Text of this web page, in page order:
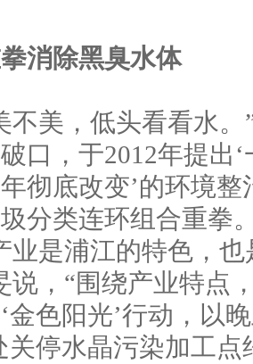
消除黑臭水体
美，低头看看水。”
口，于2012年提出
彻底改变’的环境
分类连环组合重拳
是浦江的特色，也
说，“围绕产业特点
金色阳光’行动，以
关停水晶污染加工点